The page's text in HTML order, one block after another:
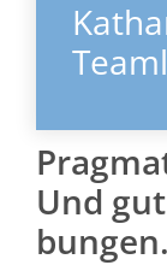
Und
bun­gen.